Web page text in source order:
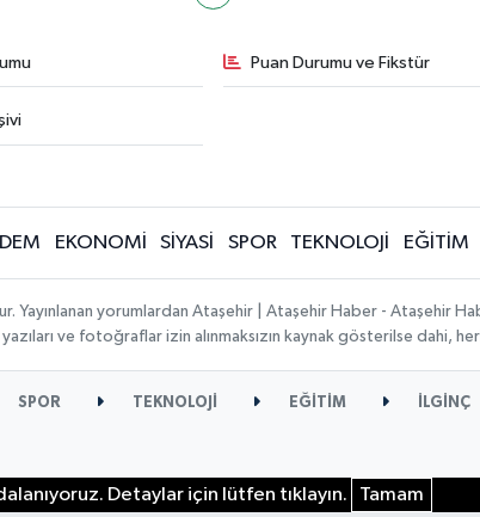
Puan Durumu ve Fikstür
EKONOMİ SİYASİ SPOR TEKNOLOJİ EĞİTİM
Yayınlanan yorumlardan Ataşehir | Ataşehir Haber - Ataşehir
ve fotoğraflar izin alınmaksızın kaynak gösterilse dahi,
SPOR TEKNOLOJİ EĞİTİM
İLGİNÇ
Detaylar için lütfen tıklayın. Tamam